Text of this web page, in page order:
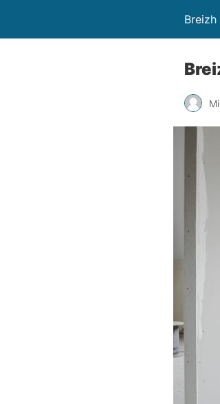
Breizh